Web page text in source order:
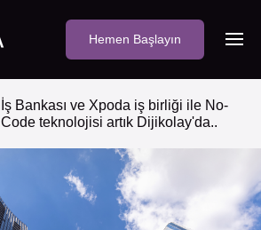
Hemen Başlayın
İş Bankası ve Xpoda iş birliği ile No-
Code teknolojisi artık Dijikolay'da..